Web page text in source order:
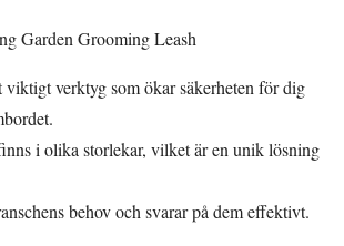
Garden Grooming Leash
verktyg som ökar säkerheten för dig
i olika storlekar, vilket är en unik lösning
behov och svarar på dem effektivt.